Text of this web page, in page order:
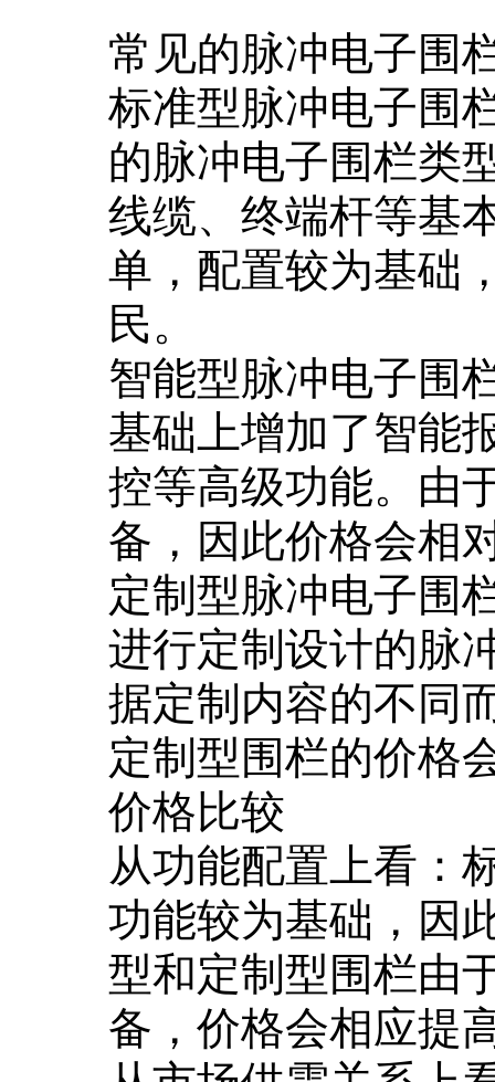
常见的脉冲电子围
标准型脉冲电子围
的脉冲电子围栏类
线缆、终端杆等基
单，配置较为基础
民。
智能型脉冲电子围
基础上增加了智能
控等高级功能。由
备，因此价格会相
定制型脉冲电子围
进行定制设计的脉
据定制内容的不同
定制型围栏的价格
价格比较
从功能配置上看：
功能较为基础，因
型和定制型围栏由
备，价格会相应提